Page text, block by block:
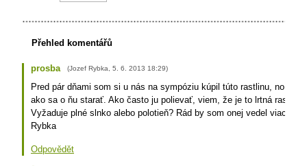
Přehled komentářů
prosba (Jozef Rybka 5. 6. 2013 18:29)
Pred pár dňami som si u nás na sympóziu kúpil túto rastlinu, no
ako sa o ňu starať. Ako často ju polievať, viem, že je to lrtná
Vyžaduje plné slnko alebo polotieň? Rád by som onej vedel viac.
Rybka
Odpovědět